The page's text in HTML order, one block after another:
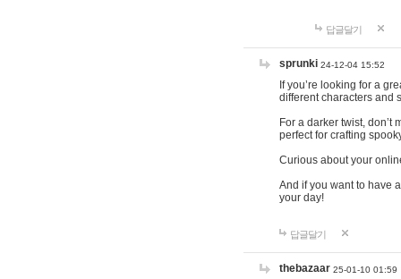
답글달기
sprunki 24-12-04 15:52
If you’re looking for a
different characters and
For a darker twist, don’t
perfect for crafting
Curious about your
And if you want to have
your day!
답글달기
thebazaar 25-01-10 01:59